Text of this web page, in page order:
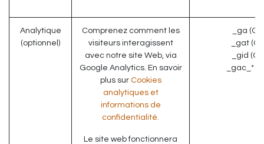
Analytique
(optionnel)
Comprenez comment les
visiteurs interagissent
avec notre site Web, via
Google Analytics. En savoir
plus sur Cookies
analytiques et
informations de
confidentialité.
Le site web fonctionnera
_ga
_gat
_gid
_gac_*